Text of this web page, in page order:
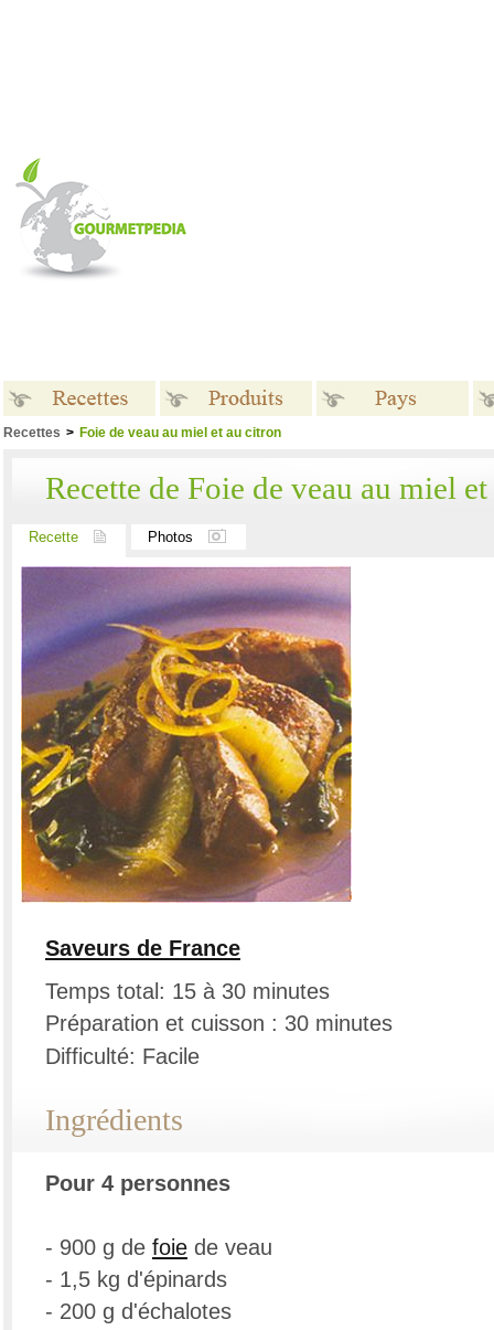
Recettes > Foie de veau au miel et au citron
Recette de Foie de veau au miel
Recette Photos
Saveurs de France
Temps total: 15 à 30 minutes
Préparation et cuisson : 30 minutes
Difficulté: Facile
Ingrédients
Pour 4 personnes
- 900 g de foie de veau
- 1,5 kg d'épinards
- 200 g d'échalotes